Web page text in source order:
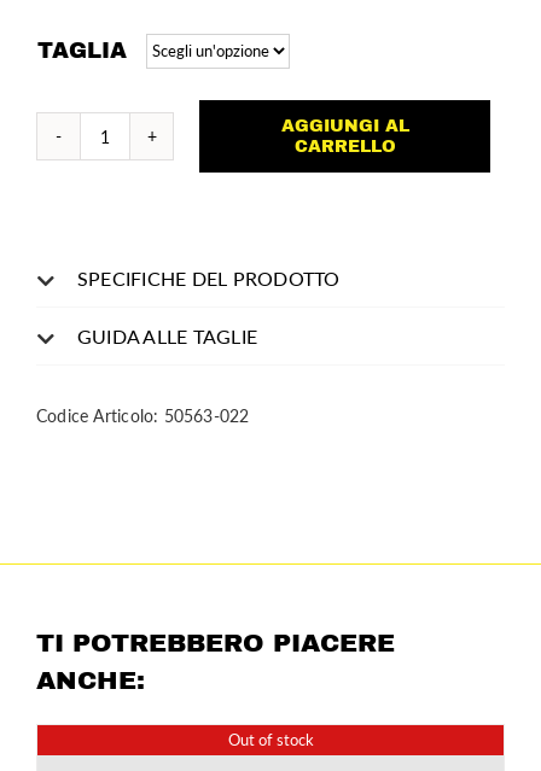
TAGLIA
Polo
AGGIUNGI AL
CARRELLO
SPECIFICHE DEL PRODOTTO
GUIDA ALLE TAGLIE
Codice Articolo: 50563-022
TI POTREBBERO PIACERE
ANCHE:
Out of stock